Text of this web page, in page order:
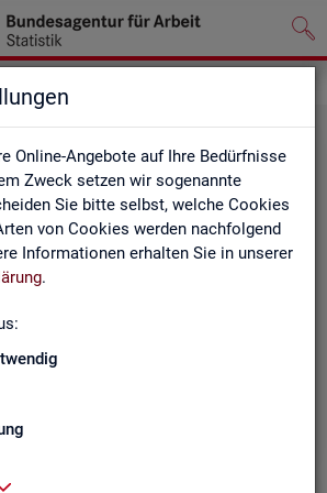
Online-Angebote auf Ihre Bedürfnisse
Zweck setzen wir sogenannte
Sie bitte selbst, welche Cookies
von Cookies werden nachfolgend
Informationen erhalten Sie in unserer
.
Glie­de­run­gen
in den Statistiken der BA